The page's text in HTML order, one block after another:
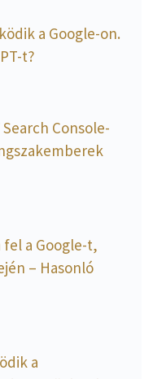
a Google-on.
t?
Console-
fel a Google-t,
– Hasonló
a